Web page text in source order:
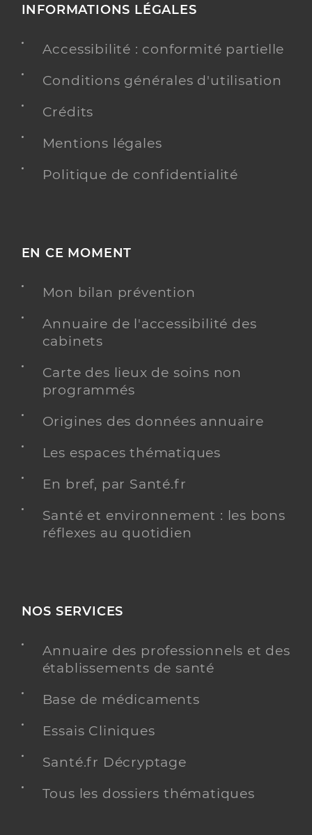
INFORMATIONS LÉGALES
Accessibilité : conformité partielle
Conditions générales d'utilisation
Crédits
Mentions légales
Politique de confidentialité
EN CE MOMENT
Mon bilan prévention
Annuaire de l'accessibilité des
cabinets
Carte des lieux de soins non
programmés
Origines des données annuaire
Les espaces thématiques
En bref, par Santé.fr
Santé et environnement : les bons
réflexes au quotidien
NOS SERVICES
Annuaire des professionnels et des
établissements de santé
Base de médicaments
Essais Cliniques
Santé.fr Décryptage
Tous les dossiers thématiques